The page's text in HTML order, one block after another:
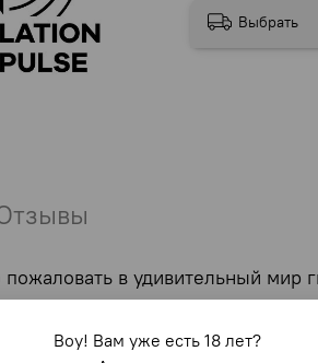
Выбрать
в удивительный мир
с тонким
подходит для
Воу! Вам уже есть 18 лет?